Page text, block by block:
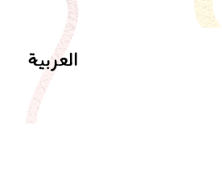
العربية